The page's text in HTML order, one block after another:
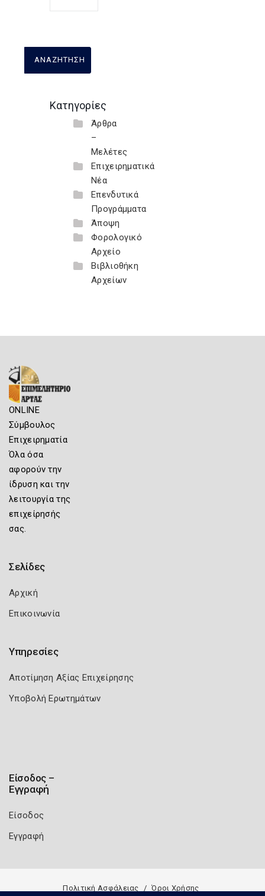
Κατηγορίες
Άρθρα
–
Μελέτες
Επιχειρηματικά
Νέα
Επενδυτικά
Προγράμματα
Άποψη
Φορολογικό
Αρχείο
Βιβλιοθήκη
Αρχείων
ONLINE
Σύμβουλος
Επιχειρηματία
Όλα όσα
αφορούν την
ίδρυση και την
λειτουργία της
επιχείρησής
σας.
Σελίδες
Αρχική
Επικοινωνία
Υπηρεσίες
Αποτίμηση Αξίας Επιχείρησης
Υποβολή Ερωτημάτων
Είσοδος –
Εγγραφή
Είσοδος
Εγγραφή
Πολιτική Ασφάλειας Όροι Χρήσης